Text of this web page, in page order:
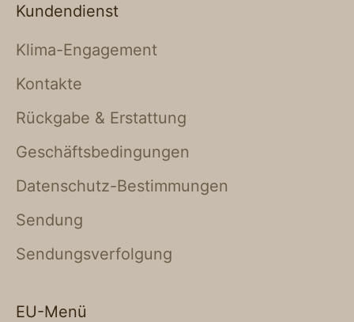
Kundendienst
Klima-Engagement
Kontakte
Rückgabe & Erstattung
Geschäftsbedingungen
Datenschutz-Bestimmungen
Sendung
Sendungsverfolgung
EU-Menü